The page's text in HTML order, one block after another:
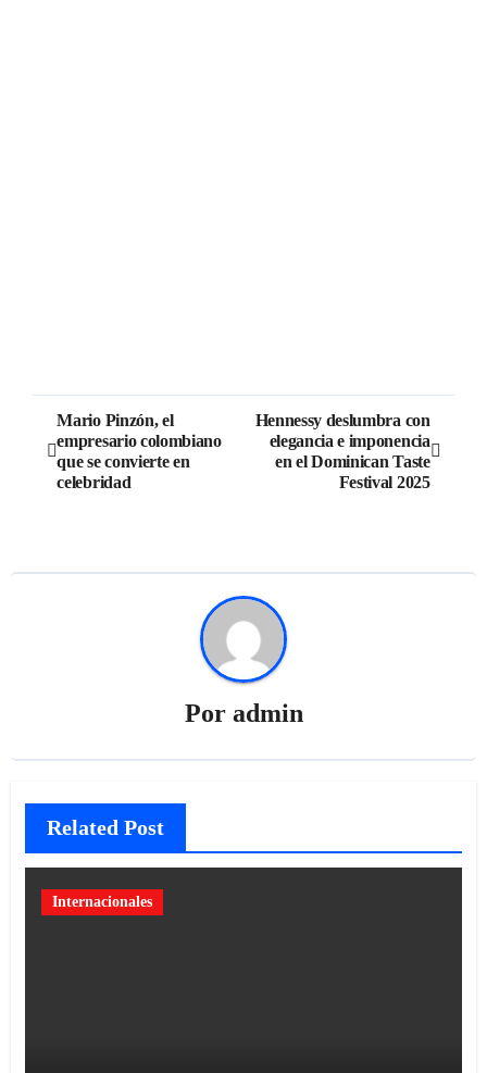
Mario Pinzón, el
empresario colombiano
que se convierte en
celebridad
Hennessy deslumbra con
elegancia e imponencia
en el Dominican Taste
Festival 2025
Por admin
Related Post
Internacionales